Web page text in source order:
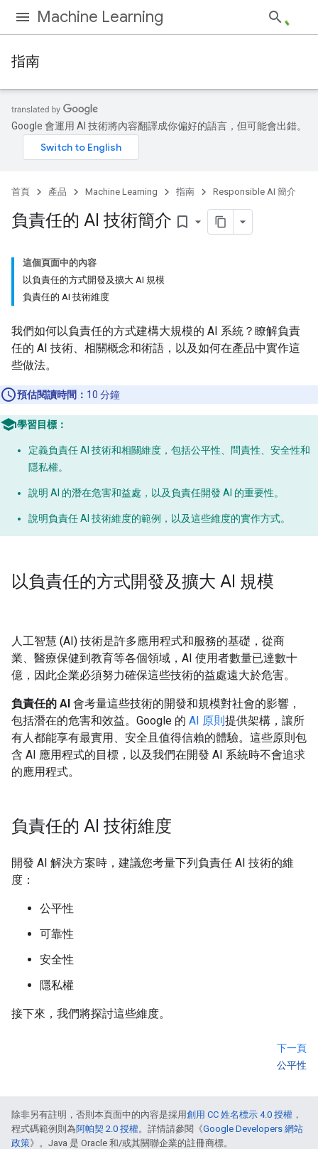
Machine Learning
指南
Google 會運用 AI 技術將內容翻譯成你偏好的語言，但可能會出錯。
首頁 產品 Machine Learning 指南 Responsible AI 簡介
負責任的 AI 技術簡介 bookmark_border
這個頁面中的內容
以負責任的方式開發及擴大 AI 規模
負責任的 AI 技術維度
我們如何以負責任的方式建構大規模的 AI 系統？瞭解負責
任的 AI 技術、相關概念和術語，以及如何在產品中實作這
些做法。
預估閱讀時間： 10 分鐘
學習目標：
定義負責任 AI 技術和相關維度，包括公平性、問責性、安全性和
隱私權。
說明 AI 的潛在危害和益處，以及負責任開發 AI 的重要性。
說明負責任 AI 技術維度的範例，以及這些維度的實作方式。
以負責任的方式開發及擴大 AI 規模
人工智慧 (AI) 技術是許多應用程式和服務的基礎，從商
業、醫療保健到教育等各個領域，AI 使用者數量已達數十
億，因此企業必須努力確保這些技術的益處遠大於危害。
負責任的 AI 會考量這些技術的開發和規模對社會的影響，
包括潛在的危害和效益。Google 的 AI 原則提供架構，讓所
有人都能享有最實用、安全且值得信賴的體驗。這些原則包
含 AI 應用程式的目標，以及我們在開發 AI 系統時不會追求
的應用程式。
負責任的 AI 技術維度
開發 AI 解決方案時，建議您考量下列負責任 AI 技術的維
度：
公平性
可靠性
安全性
隱私權
接下來，我們將探討這些維度。
下一頁
公平性
除非另有註明，否則本頁面中的內容是採用創用 CC 姓名標示 4.0 授權 ，
程式碼範例則為阿帕契 2.0 授權。詳情請參閱《Google Developers 網站
政策》。Java 是 Oracle 和/或其關聯企業的註冊商標。